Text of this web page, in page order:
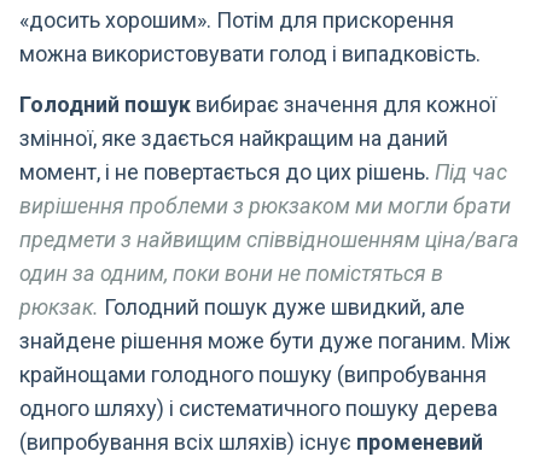
«досить хорошим». Потім для прискорення
можна використовувати голод і випадковість.
Голодний пошук вибирає значення для кожної
змінної, яке здається найкращим на даний
момент, і не повертається до цих рішень. Під час
вирішення проблеми з рюкзаком ми могли брати
предмети з найвищим співвідношенням ціна/вага
один за одним, поки вони не помістяться в
рюкзак. Голодний пошук дуже швидкий, але
знайдене рішення може бути дуже поганим. Між
крайнощами голодного пошуку (випробування
одного шляху) і систематичного пошуку дерева
(випробування всіх шляхів) існує променевий